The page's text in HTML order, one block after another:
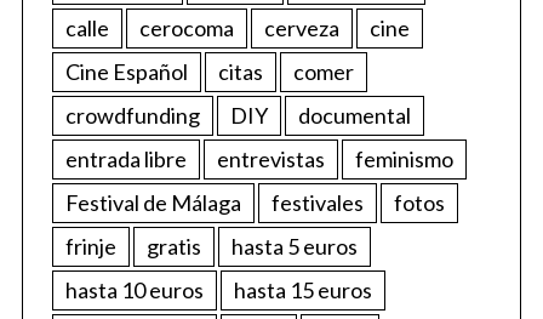
calle
cerocoma cerveza
cine
Cine Español
citas
comer
crowdfunding
DIY
documental
entrada libre
entrevistas
feminismo
Festival de Málaga
festivales
fotos
frinje
gratis
hasta 5 euros
hasta 10 euros
hasta 15 euros